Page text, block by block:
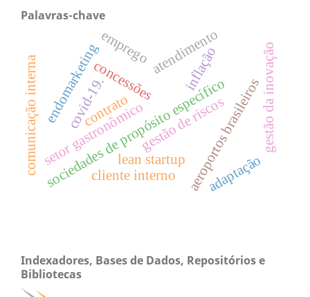
Palavras-chave
covid-19.concessões
sociedades de propósito específico
aeroportos brasileiros
gestão de riscos
lean startup
gestão da inovação
setor gastronômico
adaptação
comunicação interna
atendimento
endomarketingemprego
contrato
inflação
cliente interno
Indexadores, Bases de Dados, Repositórios e
Bibliotecas